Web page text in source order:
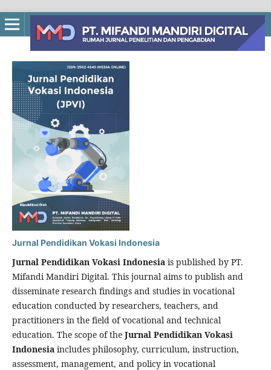
Jurnal Pendidikan Vokasi Indonesia
Jurnal Pendidikan Vokasi Indonesiais published by PT.
Mifandi Mandiri Digital. This journal aims to publish and
disseminate research findings and studies in vocational
education conducted by researchers, teachers, and
practitioners in the field of vocational and technical
education. The scope of the Jurnal Pendidikan Vokasi
Indonesiaincludes philosophy, curriculum, instruction,
assessment, management, and policy in vocational